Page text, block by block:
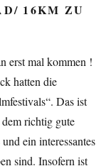
16KM ZU
erst mal kommen !
hatten die
Das ist
richtig gute
ein interessantes
sind. Insofern ist